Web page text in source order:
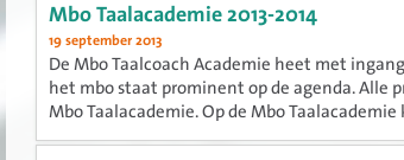
Mbo Taalacademie 2013-2014
19 september 2013
De Mbo Taalcoach Academie heet met
het mbo staat prominent op de agenda. Alle
Mbo Taalacademie. Op de Mbo